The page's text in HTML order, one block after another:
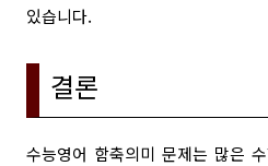
있습니다.
결론
수능영어 함축의미 문제는 많은